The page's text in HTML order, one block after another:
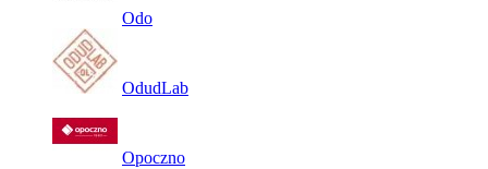
Odo
OdudLab
Opoczno